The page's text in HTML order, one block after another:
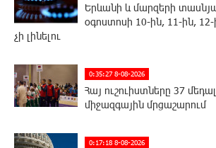
Երևանի և մարզերի
օգոստոսի 10-ին, 11-ին,
չի լինելու
0:35:27 8-08-2026
Հայ ուշուիստները 37
միջազգային մրցաշարում
0:17:18 8-08-2026